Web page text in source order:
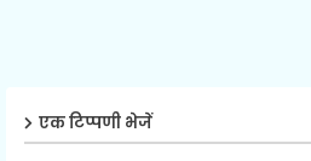
एक टिप्पणी भेजें